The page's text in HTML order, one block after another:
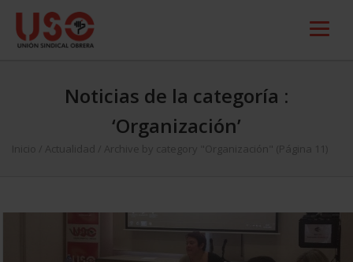
Noticias de la categoría :
‘Organización’
Inicio Actualidad Archive by category "Organización" (Página 11)